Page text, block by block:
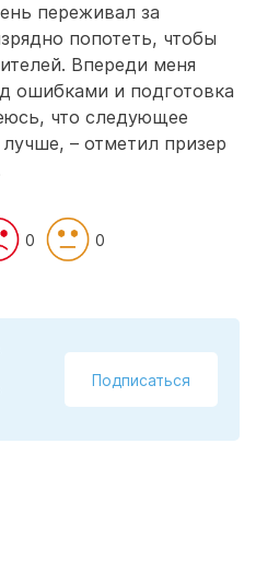
переживал за
попотеть, чтобы
Впереди меня
ошибками и подготовка
что следующее
– отметил призер
0 0
Подписаться